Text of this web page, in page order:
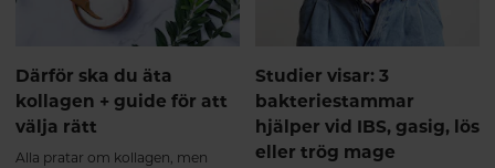
Därför ska du äta
kollagen + guide för att
välja rätt
Alla pratar om kollagen, men
Studier visar: 3
bakteriestammar
hjälper vid IBS, gasig, lös
eller trög mage